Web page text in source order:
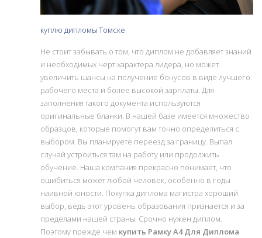
куплю дипломы Томске
Не стоит забывать о том, что диплом не добавляет знаний
и необходимых черт характера лидера, но может
увеличить шансы на получение бонусов в виде лучшего
рабочего места и более высокой зарплаты. Для
заполнения такого документа используются
оригинальные бланки. В нашей базе имеется множество
образцов, которые помогут вам точно определиться с
выбором. Вы планируете переезд за границу. Выпал
случай устроиться там на работу или продолжить
обучение. Наша компания прекрасно понимает, что
ошибиться может любой человек, особенно в годы
наивной юности. Покупка диплома магистра хороший
выбор, ведь этот уровень образования признается и за
пределами нашей страны. Срочно нужен диплом.
Поэтому прежде чем купить Рамку А4 Для Диплома